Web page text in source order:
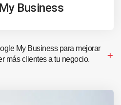
Business
My Business para mejorar
más clientes a tu negocio.